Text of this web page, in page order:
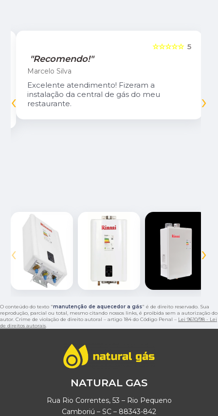
5
☆☆☆☆☆
"Recomendo!"
Marcelo Silva
Excelente atendimento! Fizeram a
instalação da central de gás do meu
restaurante.
‹ ›
‹ ›
O conteúdo do texto "manutenção de aquecedor a gás" é de direito reservado. Sua
reprodução, parcial ou total, mesmo citando nossos links, é proibida sem a autorização do
autor. Crime de violação de direito autoral – artigo 184 do Código Penal – Lei 9610/98 - Lei
de direitos autorais.
NATURAL GAS
Rua Rio Correntes, 53 – Rio Pequeno
Camboriú – SC – 88343-842